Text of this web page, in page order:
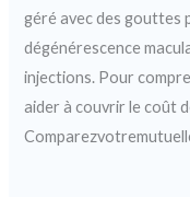
géré avec des gouttes
dégénérescence
injections. Pour
aider à couvrir le coût